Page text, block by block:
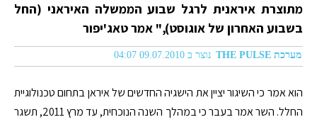
מתוצרת איראנית לרגל שבוע הממשלה האיראני (החל
בשבוע האחרון של אוגוסט)," אמר טאג'יפור
מערכת THE PULSE נוצר ב 09.07.2010 04:07
הוא אמר כי השיגור יציין את הישגיה החדשים של איראן בתחום טכנולוגיית
החלל. השר אמר בעבר כי במהלך השנה הנוכחית, עד מרץ 2011, תשגר